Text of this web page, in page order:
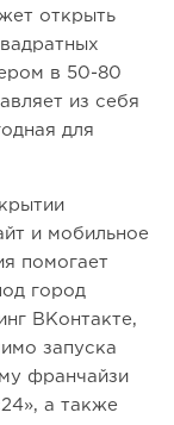
открыть
в 50-80
из себя
для
и мобильное
помогает
город
ВКонтакте,
запуска
франчайзи
а также